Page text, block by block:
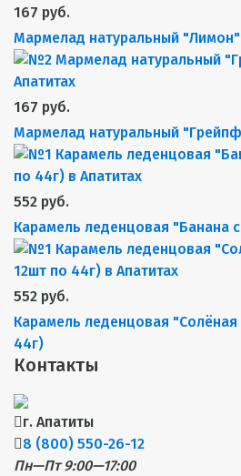
167 руб.
Мармелад натуральный "Лимон"
167 руб.
Мармелад натуральный
552 руб.
Карамель леденцовая "Банана
552 руб.
Карамель леденцовая
44г)
Контакты
г. Апатиты
8 (800) 550-26-12
Пн—Пт 9:00—17:00